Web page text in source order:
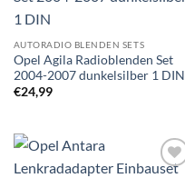
AUTORADIO BLENDEN SETS
Opel Agila Radioblenden Set
2004-2007 dunkelsilber 1 DIN
€24,99